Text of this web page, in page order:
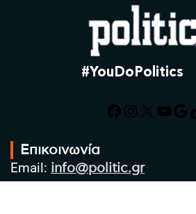
#YouDoPolitics
Facebook
Instagram
X
Επικοινωνία
Email: info@politic.gr
Τηλ: